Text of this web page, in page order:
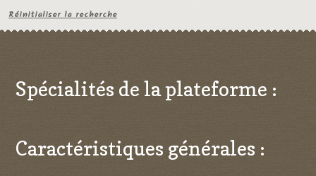
Réinitialiser la recherche
Spécialités de la plateforme :
Caractéristiques générales :